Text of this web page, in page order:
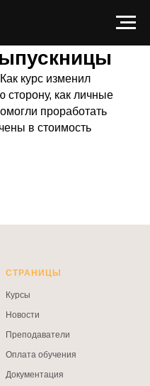
курс изменил
как личные
проработать
в стоимость
СТРАНИЦЫ
Курсы
Новости
Преподаватели
Оплата обучения
Документация